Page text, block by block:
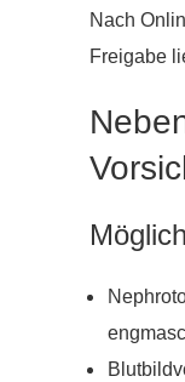
Nach
Freigabe